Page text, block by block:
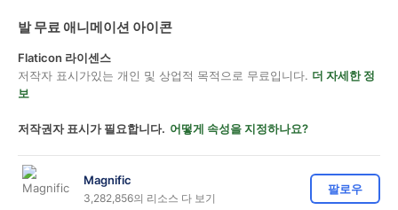
발 무료 애니메이션 아이콘
Flaticon 라이센스
저작자 표시가있는 개인 및 상업적 목적으로 무료입니다. 더 자세한 정
보
저작권자 표시가 필요합니다. 어떻게 속성을 지정하나요?
Magnific
3,282,856의 리소스 다 보기
팔로우